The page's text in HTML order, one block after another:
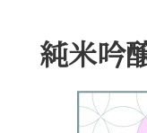
純米吟